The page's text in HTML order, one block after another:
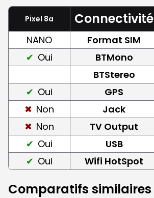
Pixel 8a Connectivité
NANO Format SIM
Oui
BTMono
BTStereo
Oui
GPS
Non
Jack
Non
TV Output
Oui
USB
Oui
Wifi HotSpot
Comparatifs similaires